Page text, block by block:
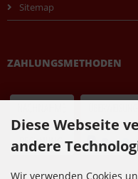
Sitemap
ZAHLUNGSMETHODEN
Diese Webseite
andere
Wir verwenden Cookies